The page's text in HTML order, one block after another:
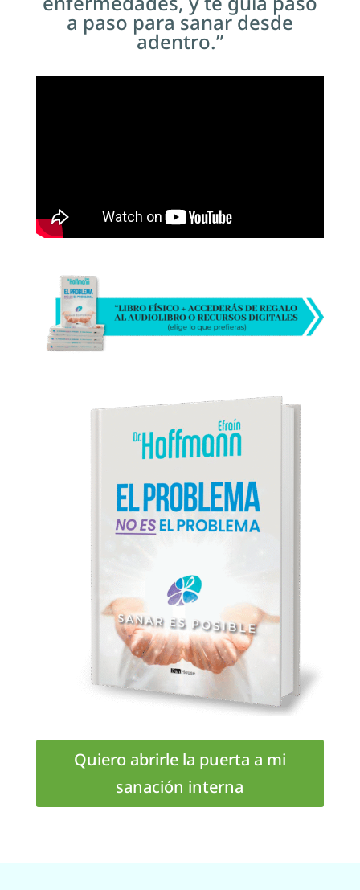
a paso para sanar desde
adentro.”
Quiero abrirle la puerta a mi
sanación interna